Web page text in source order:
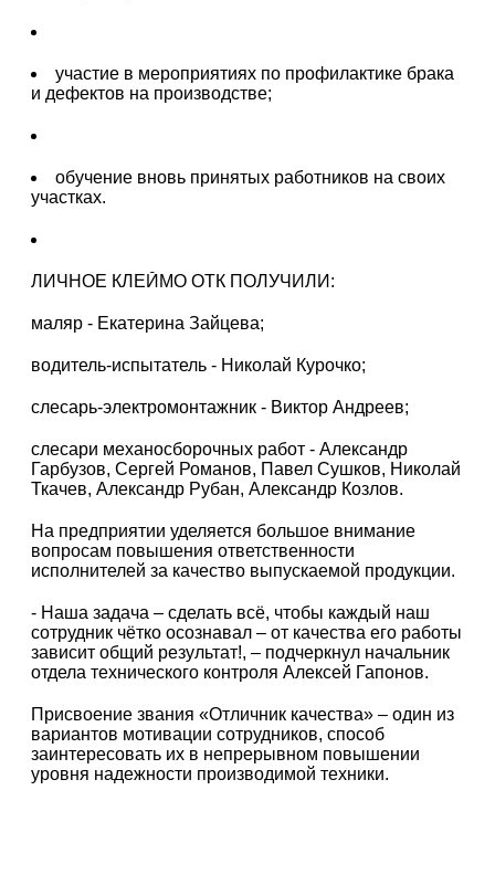
участие в мероприятиях по профилактике брака
и дефектов на производстве;
обучение вновь принятых работников на своих
участках.
ЛИЧНОЕ КЛЕЙМО ОТК ПОЛУЧИЛИ:
маляр - Екатерина Зайцева;
водитель-испытатель - Николай Курочко;
слесарь-электромонтажник - Виктор Андреев;
слесари механосборочных работ - Александр
Гарбузов, Сергей Романов, Павел Сушков, Николай
Ткачев, Александр Рубан, Александр Козлов.
На предприятии уделяется большое внимание
вопросам повышения ответственности
исполнителей за качество выпускаемой продукции.
- Наша задача – сделать всё, чтобы каждый наш
сотрудник чётко осознавал – от качества его работы
зависит общий результат!, – подчеркнул начальник
отдела технического контроля Алексей Гапонов.
Присвоение звания «Отличник качества» – один из
вариантов мотивации сотрудников, способ
заинтересовать их в непрерывном повышении
уровня надежности производимой техники.